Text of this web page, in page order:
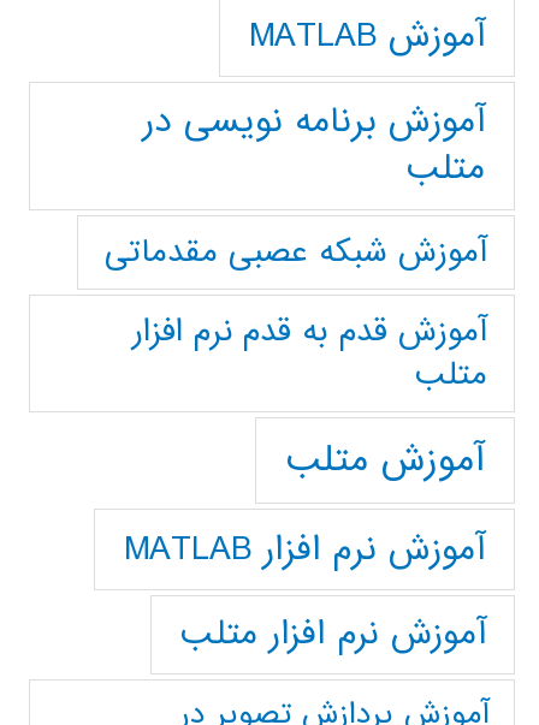
آموزش MATLAB
آموزش برنامه نویسی در
متلب
آموزش شبکه عصبی مقدماتی
آموزش قدم به قدم نرم افزار
متلب
آموزش متلب
آموزش نرم افزار MATLAB
آموزش نرم افزار متلب
آموزش پردازش تصوير در